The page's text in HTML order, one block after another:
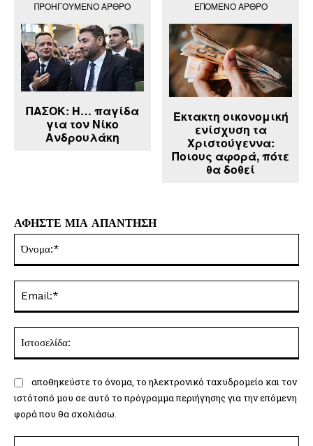
ΠΡΟΗΓΟΎΜΕΝΟ ΆΡΘΡΟ
ΠΑΣΟΚ: Η… παγίδα
για τον Νίκο
Ανδρουλάκη
ΕΠΌΜΕΝΟ ΆΡΘΡΟ
Έκτακτη οικονομική
ενίσχυση τα
Χριστούγεννα:
Ποιους αφορά, πότε
θα δοθεί
ΑΦΗΣΤΕ ΜΙΑ ΑΠΑΝΤΗΣΗ
αποθηκεύστε το όνομα, το ηλεκτρονικό ταχυδρομείο και τον
ιστότοπό μου σε αυτό το πρόγραμμα περιήγησης για την επόμενη
φορά που θα σχολιάσω.